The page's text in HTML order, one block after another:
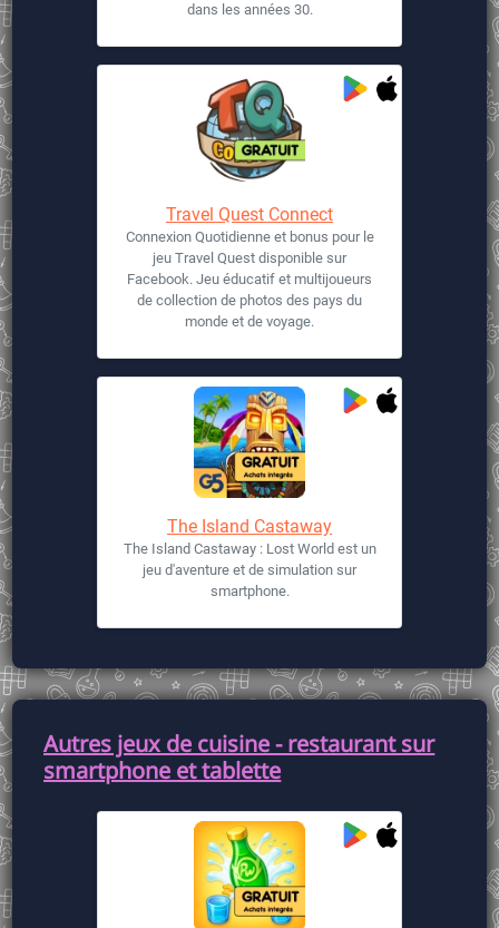
dans les années 30.
Travel Quest Connect
Connexion Quotidienne et bonus pour le
jeu Travel Quest disponible sur
Facebook. Jeu éducatif et multijoueurs
de collection de photos des pays du
monde et de voyage.
The Island Castaway
The Island Castaway : Lost World est un
jeu d'aventure et de simulation sur
smartphone.
Autres jeux de cuisine - restaurant sur
smartphone et tablette